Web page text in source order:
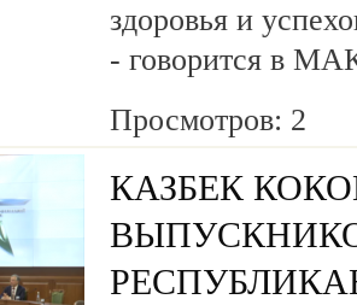
здоровья и
- говорится в
Просмотров: 2
КАЗБЕК